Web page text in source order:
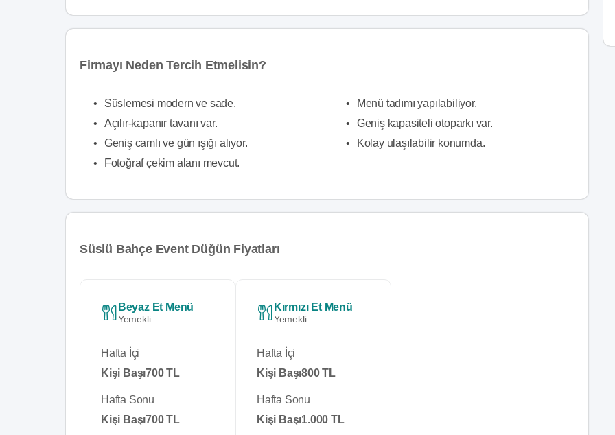
Firmayı Neden Tercih Etmelisin?
•
Süslemesi modern ve sade.
•
Açılır-kapanır tavanı var.
•
Geniş camlı ve gün ışığı alıyor.
•
Fotoğraf çekim alanı mevcut.
•
Menü tadımı yapılabiliyor.
•
Geniş kapasiteli otoparkı var.
•
Kolay ulaşılabilir konumda.
Süslü Bahçe Event Düğün Fiyatları
Beyaz Et Menü
Yemekli
Hafta İçi
Kişi Başı700 TL
Hafta Sonu
Kişi Başı700 TL
Kırmızı Et Menü
Yemekli
Hafta İçi
Kişi Başı800 TL
Hafta Sonu
Kişi Başı1.000 TL